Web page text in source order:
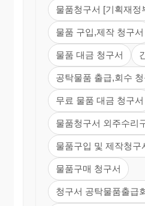
물품청구서 [기획재정
물품 구입,제작 청구서
물품 대금 청구서
공탁물품 출급,회수 청
무료 물품 대금 청구서
물품청구서 외주수리
물품구입 및 제작청구
물품구매 청구서
청구서 공탁물품출급